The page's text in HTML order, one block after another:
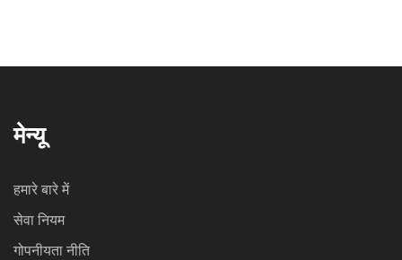
मेन्यू
हमारे बारे में
सेवा नियम
गोपनीयता नीति